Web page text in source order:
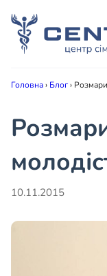
Головна› Блог›
10.11.2015